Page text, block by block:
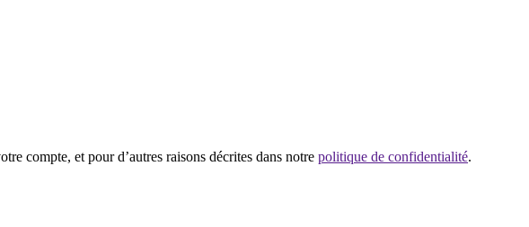
compte, et pour d’autres raisons décrites dans notre politique de confidentialité.